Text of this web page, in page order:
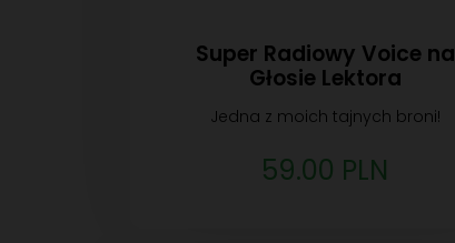
Super Radiowy Voice na
Głosie Lektora
Jedna z moich tajnych broni!
59.00 PLN